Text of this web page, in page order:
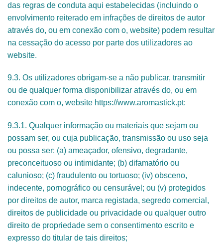
das regras de conduta aqui estabelecidas (incluindo o
envolvimento reiterado em infrações de direitos de autor
através do, ou em conexão com o, website) podem resultar
na cessação do acesso por parte dos utilizadores ao
website.
9.3. Os utilizadores obrigam-se a não publicar, transmitir
ou de qualquer forma disponibilizar através do, ou em
conexão com o, website https://www.aromastick.pt:
9.3.1. Qualquer informação ou materiais que sejam ou
possam ser, ou cuja publicação, transmissão ou uso seja
ou possa ser: (a) ameaçador, ofensivo, degradante,
preconceituoso ou intimidante; (b) difamatório ou
calunioso; (c) fraudulento ou tortuoso; (iv) obsceno,
indecente, pornográfico ou censurável; ou (v) protegidos
por direitos de autor, marca registada, segredo comercial,
direitos de publicidade ou privacidade ou qualquer outro
direito de propriedade sem o consentimento escrito e
expresso do titular de tais direitos;